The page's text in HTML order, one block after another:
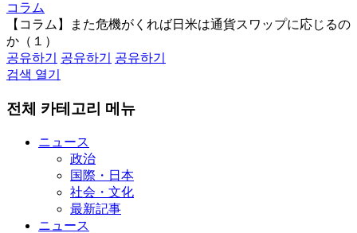
コラム
【コラム】また危機がくれば日米は通貨スワップに応じるの
か（１）
공유하기
공유하기
공유하기
검색 열기
전체 카테고리 메뉴
ニュース
政治
国際・日本
社会・文化
最新記事
ニュース